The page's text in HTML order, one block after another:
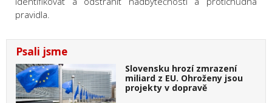
pravidla.
Psali jsme
Slovensku hrozí zmrazení
miliard z EU. Ohroženy jsou
projekty v dopravě